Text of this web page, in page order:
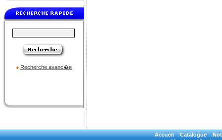
Recherche avanc�e
Accueil Catalogue